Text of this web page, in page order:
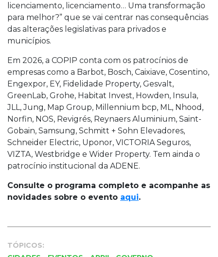
licenciamento, licenciamento… Uma transformação
para melhor?” que se vai centrar nas consequências
das alterações legislativas para privados e
municípios.
Em 2026, a COPIP conta com os patrocínios de
empresas como a Barbot, Bosch, Caixiave, Cosentino,
Engexpor, EY, Fidelidade Property, Gesvalt,
GreenLab, Grohe, Habitat Invest, Howden, Insula,
JLL, Jung, Map Group, Millennium bcp, ML, Nhood,
Norfin, NOS, Revigrés, Reynaers Aluminium, Saint-
Gobain, Samsung, Schmitt + Sohn Elevadores,
Schneider Electric, Uponor, VICTORIA Seguros,
VIZTA, Westbridge e Wider Property. Tem ainda o
patrocínio institucional da ADENE.
Consulte o programa completo e acompanhe as
novidades sobre o evento aqui.
TÓPICOS: